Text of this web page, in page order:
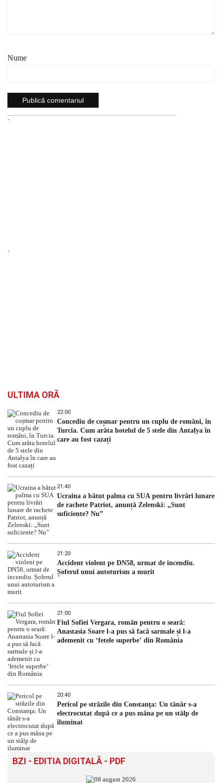
Nume
`
`
ULTIMA ORĂ
22:00
Concediu de coșmar pentru un cuplu de români, în
Turcia. Cum arăta hotelul de 5 stele din Antalya în
care au fost cazați
21:40
Ucraina a bătut palma cu SUA pentru livrări lunare
de rachete Patriot, anunță Zelenski: „Sunt
suficiente? Nu”
21:20
Accident violent pe DN58, urmat de incendiu.
Șoferul unui autoturism a murit
21:00
Fiul Sofiei Vergara, român pentru o seară:
Anastasia Soare l-a pus să facă sarmale și l-a
ademenit cu ‘fetele superbe’ din România
20:40
Pericol pe străzile din Constanţa: Un tânăr s-a
electrocutat după ce a pus mâna pe un stâlp de
iluminat
BZI - EDITIA DIGITALĂ - PDF